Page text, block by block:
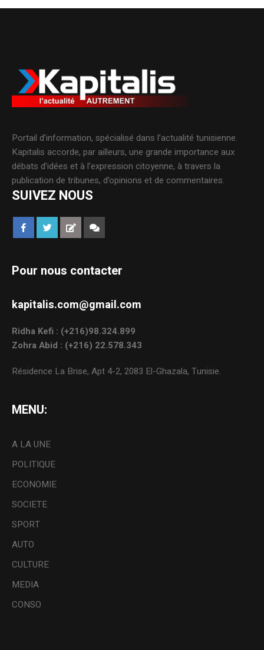
Portail d’information, spécialisé dans l’actualité tunisienne.
Kapitalis accorde, par ailleurs, une grande importance aux
débats d’idées et à l’expression citoyenne, à travers la
publication de tribunes, d’opinions et de commentaires.
SUIVEZ NOUS
Pour nous contacter
kapitalis.com@gmail.com
Ridha Kefi : (+216)98.324.899
Zohra Abid : (+216) 22.578.343
Résidence La Brise, Apt 4-2, 2083 El-Ghazala, Tunisie.
MENU:
A LA UNE
POLITIQUE
ECONOMIE
SOCIETE
SPORT
AUTO
CULTURE
MEDIA
CONSO